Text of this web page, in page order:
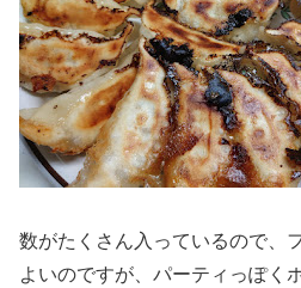
数がたくさん入っているので、
よいのですが、パーティっぽく